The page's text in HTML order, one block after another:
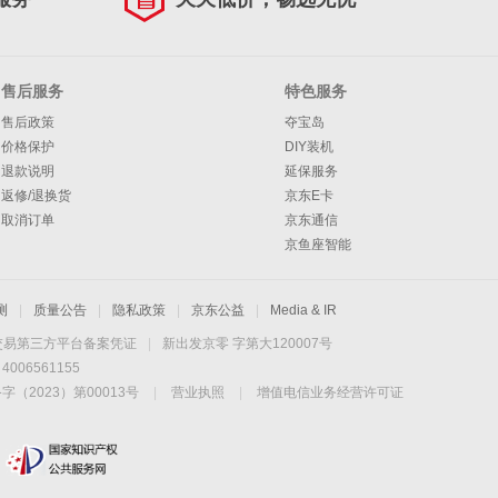
售后服务
售后政策
价格保护
退款说明
返修/退换货
取消订单
特色服务
夺宝岛
DIY装机
延保服务
京东E卡
京东通信
京鱼座智能
质量公告 隐私政策 京东公益 Media & IR
第三方平台备案凭证
新出发京零 字第大120007号
4006561155
（2023）第00013号 营业执照
增值电信业务经营许可证